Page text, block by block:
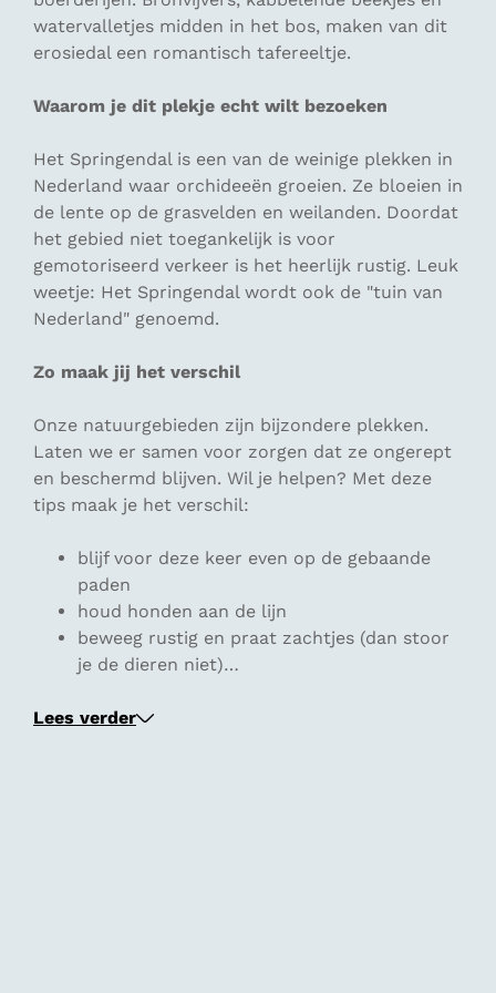
watervalletjes midden in het bos, maken van dit
erosiedal een romantisch tafereeltje.
Waarom je dit plekje echt wilt bezoeken
Het Springendal is een van de weinige plekken in
Nederland waar orchideeën groeien. Ze bloeien in
de lente op de grasvelden en weilanden. Doordat
het gebied niet toegankelijk is voor
gemotoriseerd verkeer is het heerlijk rustig. Leuk
weetje: Het Springendal wordt ook de "tuin van
Nederland" genoemd.
Zo maak jij het verschil
Onze natuurgebieden zijn bijzondere plekken.
Laten we er samen voor zorgen dat ze ongerept
en beschermd blijven. Wil je helpen? Met deze
tips maak je het verschil:
blijf voor deze keer even op de gebaande
paden
houd honden aan de lijn
beweeg rustig en praat zachtjes (dan stoor
je de dieren niet)…
Lees verder